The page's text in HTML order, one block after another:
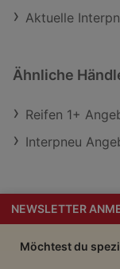
NEWSLETTER
Möchtest du
Aktuelle
Ähnliche
Reifen 1+
Interpneu